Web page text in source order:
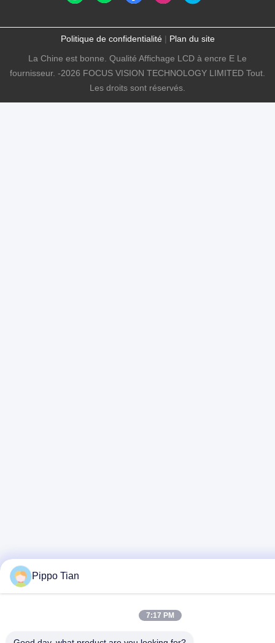
Politique de confidentialité| Plan du site
La Chine est bonne. Qualité Affichage LCD à encre E Le
fournisseur. -2026 FOCUS VISION TECHNOLOGY LIMITED Tout.
Les droits sont réservés.
Pippo Tian
7:17 PM